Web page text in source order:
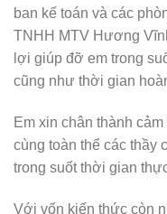
ban kế toán và các
TNHH MTV Hương
lợi giúp đỡ em trong
cũng như thời gian
Em xin chân thành
cùng toàn thể các thầy
trong suốt thời gian
Với vốn kiến thức còn